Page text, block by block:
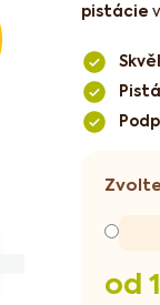
od
pistácie